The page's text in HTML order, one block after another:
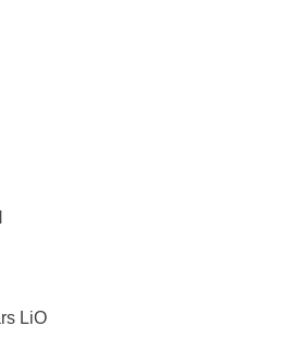
LiO